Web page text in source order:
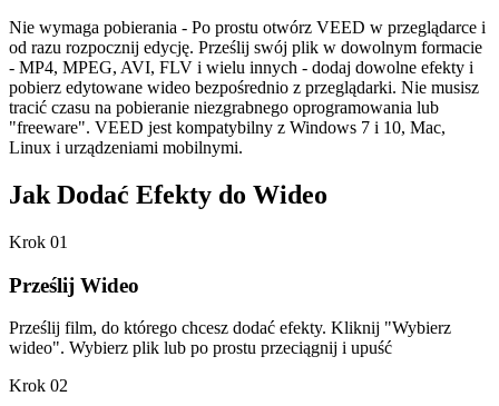
Nie wymaga pobierania - Po prostu otwórz VEED w przeglądarce i
od razu rozpocznij edycję. Prześlij swój plik w dowolnym formacie
- MP4, MPEG, AVI, FLV i wielu innych - dodaj dowolne efekty i
pobierz edytowane wideo bezpośrednio z przeglądarki. Nie musisz
tracić czasu na pobieranie niezgrabnego oprogramowania lub
"freeware". VEED jest kompatybilny z Windows 7 i 10, Mac,
Linux i urządzeniami mobilnymi.
Jak Dodać Efekty do Wideo
Krok 01
Prześlij Wideo
Prześlij film, do którego chcesz dodać efekty. Kliknij "Wybierz
wideo". Wybierz plik lub po prostu przeciągnij i upuść
Krok 02